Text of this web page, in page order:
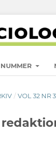
NUMMER
/ VOL 32 NR